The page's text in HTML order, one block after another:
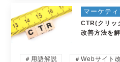
マーケテ
CTR(クリッ
改善方法を解
＃用語解説 ＃Webサイト